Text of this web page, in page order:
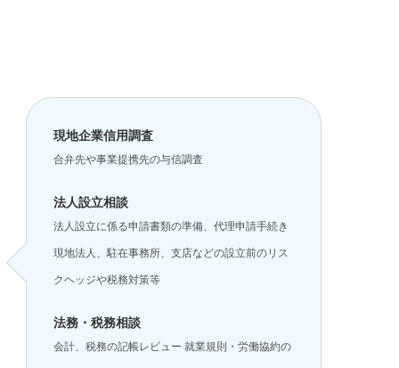
現地企業信用調査
合弁先や事業提携先の与信調査
法人設立相談
法人設立に係る申請書類の準備、代理申請手続き
現地法人、駐在事務所、支店などの設立前のリス
クヘッジや税務対策等
法務・税務相談
会計、税務の記帳レビュー 就業規則・労働協約の